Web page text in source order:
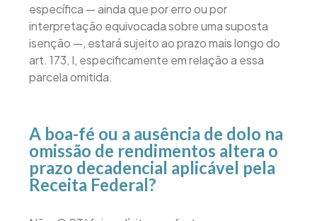
específica — ainda que por erro ou por
interpretação equivocada sobre uma suposta
isenção —, estará sujeito ao prazo mais longo do
art. 173, I, especificamente em relação a essa
parcela omitida.
A boa-fé ou a ausência de dolo na
omissão de rendimentos altera o
prazo decadencial aplicável pela
Receita Federal?